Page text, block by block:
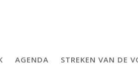
AGENDA STREKEN VAN DE